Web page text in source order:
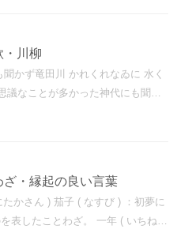
・川柳
かず竜田川 かれくれなゐに 水く
議なことが多かった神代にも聞い
赤に括り染めになるなんて...
・縁起の良い言葉
かさん ) 茄子 ( なすび ) ：初夢に
表したことわざ。 一年 ( いちねん
たん ) にあり ：一年間...